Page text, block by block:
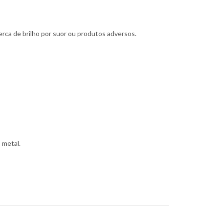
de brilho por suor ou produtos adversos.
metal.